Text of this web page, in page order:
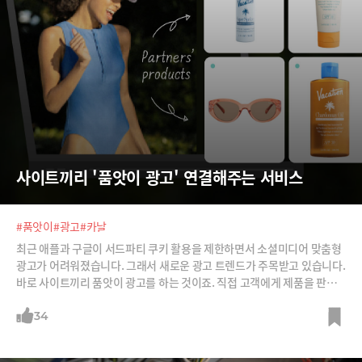
사이트끼리 '품앗이 광고' 연결해주는 서비스
#품앗이#광고#카날
최근 애플과 구글이 서드파티 쿠키 활용을 제한하면서 소셜미디어 맞춤형
광고가 어려워졌습니다. 그래서 새로운 광고 트렌드가 주목받고 있습니다.
바로 사이트끼리 품앗이 광고를 하는 것이죠. 직접 고객에게 제품을 판매
것이죠.
34